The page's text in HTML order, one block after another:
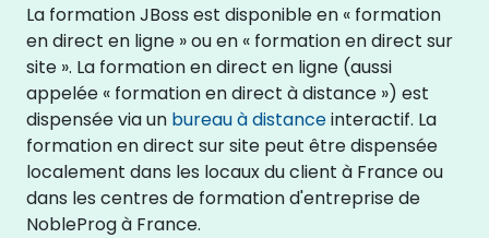
La formation JBoss est disponible en « formation
en direct en ligne » ou en « formation en direct sur
site ». La formation en direct en ligne (aussi
appelée « formation en direct à distance ») est
dispensée via un bureau à distanceinteractif. La
formation en direct sur site peut être dispensée
localement dans les locaux du client à France ou
dans les centres de formation d'entreprise de
NobleProg à France.